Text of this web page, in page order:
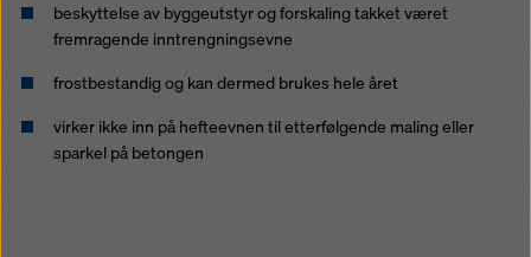
beskyttelse av byggeutstyr og forskaling takket været
fremragende inntrengningsevne
frostbestandig og kan dermed brukes hele året
virker ikke inn på hefteevnen til etterfølgende maling eller
sparkel på betongen